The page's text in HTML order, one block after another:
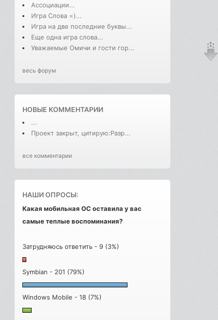
Ассоциации...
Игра Слова =)...
Игра на две последние буквы...
Еще одна игра слова...
Уважаемые Омичи и гости гор...
весь форум
НОВЫЕ КОММЕНТАРИИ
...
Проект закрыт, цитирую:Разр...
все комментарии
НАШИ ОПРОСЫ:
Какая мобильная ОС оставила у вас
самые теплые воспоминания?
Затрудняюсь ответить - 9 (3%)
Symbian - 201 (79%)
Windows Mobile - 18 (7%)